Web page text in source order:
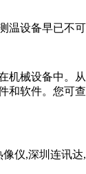
设备早已不可
械设备中
软件。您可
仪,深圳连讯